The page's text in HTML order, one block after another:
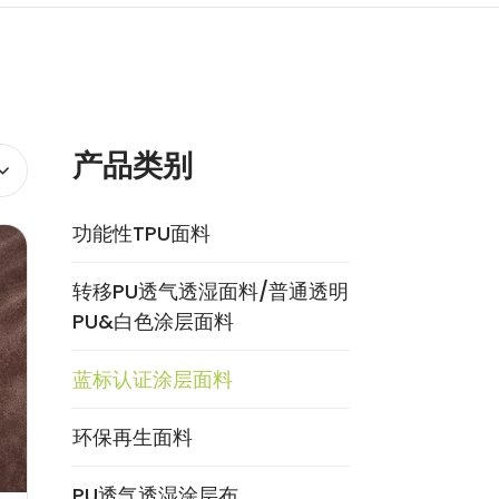
产品类别
功能性TPU面料
转移PU透气透湿面料/普通透明
PU&白色涂层面料
蓝标认证涂层面料
环保再生面料